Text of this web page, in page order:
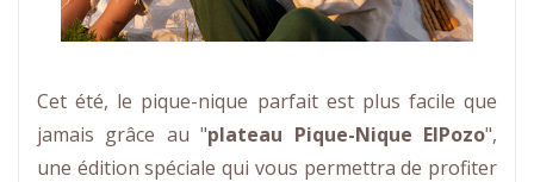
Cet été, le pique-nique parfait est plus facile que
jamais grâce au "plateau Pique-Nique ElPozo",
une édition spéciale qui vous permettra de profiter